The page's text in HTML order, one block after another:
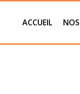
ACCUEIL